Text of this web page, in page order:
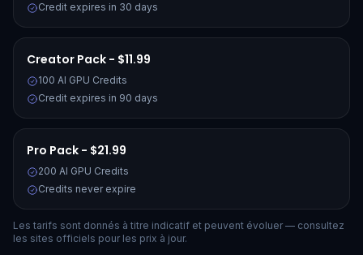
Credit expires in 30 days
Creator Pack - $11.99
100 AI GPU Credits
Credit expires in 90 days
Pro Pack - $21.99
200 AI GPU Credits
Credits never expire
Les tarifs sont donnés à titre indicatif et peuvent évoluer — consultez
les sites officiels pour les prix à jour.